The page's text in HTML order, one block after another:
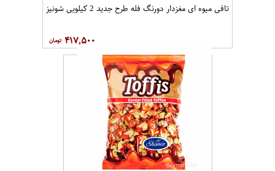
تافی میوه ای مغزدار دورنگ فله طرح جدید 2 کیلویی شونیز
۴۱۷,۵۰۰